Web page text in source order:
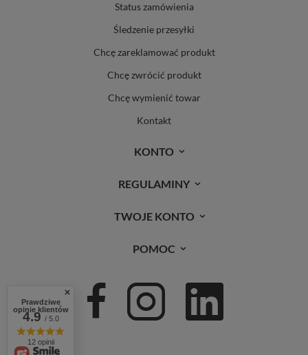
Status zamówienia
Śledzenie przesyłki
Chcę zareklamować produkt
Chcę zwrócić produkt
Chcę wymienić towar
Kontakt
KONTO
REGULAMINY
TWOJE KONTO
POMOC
Prawdziwe
opinie klientów
4.9/ 5.0
12 opinii